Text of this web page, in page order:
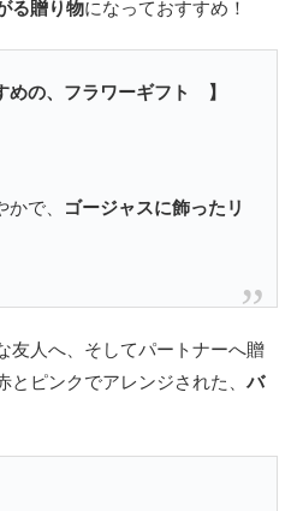
る贈り物になっておすすめ！
めの、フラワーギフト 】
で、
ゴージャスに飾ったリ
友人へ、そしてパートナーへ贈
ピンクでアレンジされた、 バ